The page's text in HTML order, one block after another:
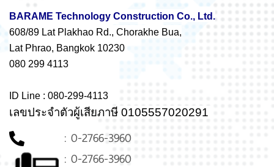
BARAME Technology Construction Co., Ltd.
608/89 Lat Plakhao Rd., Chorakhe Bua,
Lat Phrao, Bangkok 10230
080 299 4113
ID Line : 080-299-4113
เลขประจำตัวผู้เสียภาษี 0105557020291
: 0-2766-3960
: 0-2766-3960